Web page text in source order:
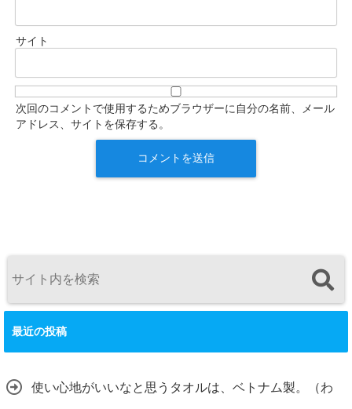
サイト
次回のコメントで使用するためブラウザーに自分の名前、メール
アドレス、サイトを保存する。
最近の投稿
使い心地がいいなと思うタオルは、ベトナム製。（わ